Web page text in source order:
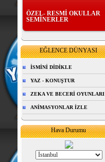
ÖZEL- RESMİ OKULLAR
SEMİNERLER
EĞLENCE DÜNYASI
İSMİNİ DİDİKLE
YAZ - KONUŞTUR
ZEKA VE BECERİ OYUNLARI
ANİMASYONLAR İZLE
Hava Durumu